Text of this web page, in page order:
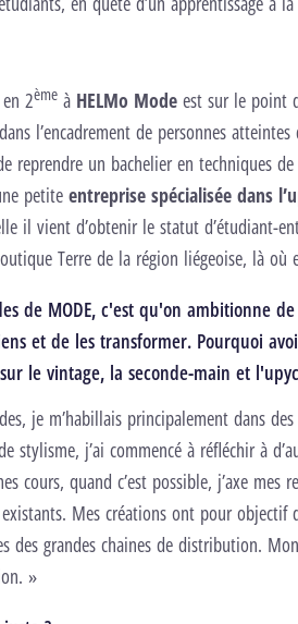
2èmeà HELMo Modeest sur le point
l’encadrement de personnes
reprendre un bachelier en techniques
petite entreprise spécialisée dans
il vient d’obtenir le statut d’étudiant-
Terre de la région liégeoise, là où
de MODE, c'est qu'on ambitionne
et de les transformer. Pourquoi
le vintage, la seconde-main et
je m’habillais principalement dans
stylisme, j’ai commencé à réfléchir à
cours, quand c’est possible, j’axe mes
Mes créations ont pour objectif
des grandes chaines de distribution.
»